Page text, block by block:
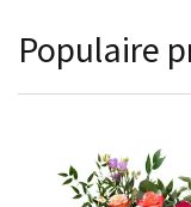
Populaire